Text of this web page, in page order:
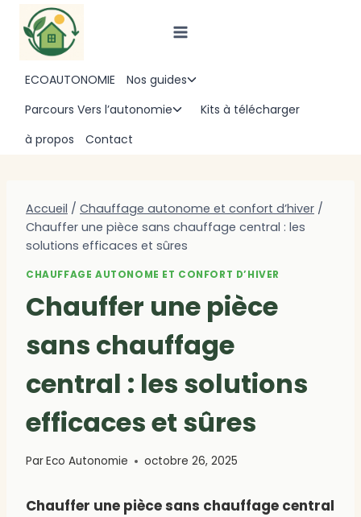
contenu
ECOAUTONOMIE Nos guides
le
Parcours Vers l’autonomie
Ouvrir/fermer
Kits à télécharger
à propos
Contact
Accueil / Chauffage autonome et confort d’hiver /
Chauffer une pièce sans chauffage central : les
solutions efficaces et sûres
CHAUFFAGE AUTONOME ET CONFORT D’HIVER
Chauffer une pièce
sans chauffage
central : les solutions
efficaces et sûres
ParEco Autonomie octobre 26, 2025
Chauffer une pièce sans chauffage central